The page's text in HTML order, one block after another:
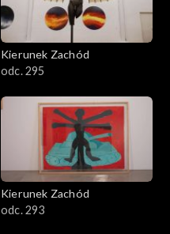
Kierunek Zachód
odc. 295
Kierunek Zachód
odc. 293